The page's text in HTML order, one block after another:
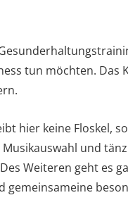
tun möchten. Das
hier keine Floskel,
und
Weiteren geht es
gemeinsameine